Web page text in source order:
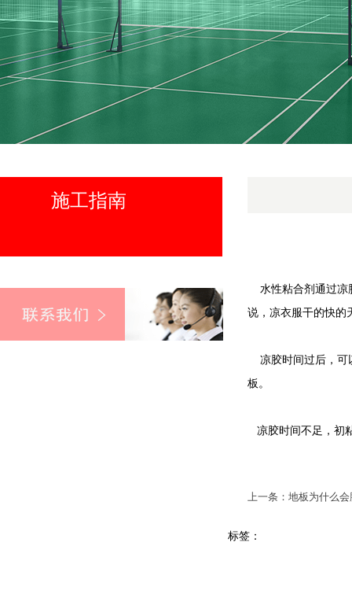
施工指南
水性粘合剂通过凉
说，凉衣服干的快的
凉胶时间过后，可
板。
凉胶时间不足，初
上一条：地板为什么会
标签：